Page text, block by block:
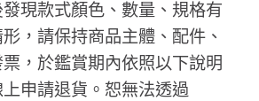
現款式顏色、數量、規格有
，請保持商品主體、配件、
，於鑑賞期內依照以下說明
申請退貨。恕無法透過